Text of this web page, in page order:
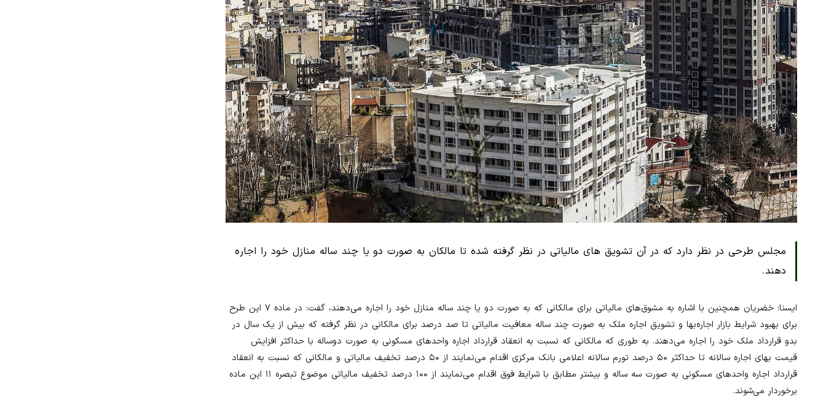
مجلس طرحی در نظر دارد که در آن تشویق های مالیاتی در نظر گرفته شده تا مالکان به صورت دو یا چند ساله منازل خود را اجاره
دهند.
ایسنا: خضریان همچنین با اشاره به مشوق‌های مالیاتی برای مالکانی که به صورت دو یا چند ساله منازل خود را اجاره می‌دهند، گفت: در ماده ۷ این طرح
برای بهبود شرایط بازار اجاره‌بها و تشویق اجاره ملک به صورت چند ساله معافیت مالیاتی تا صد درصد برای مالکانی در نظر گرفته که بیش از یک سال در
بدو قرارداد ملک خود را اجاره می‌دهند. به طوری که مالکانی که نسبت به انعقاد قرارداد اجاره واحدهای مسکونی به صورت دوساله با حداکثر افزایش
قیمت بهای اجاره سالانه تا حداکثر ۵۰ درصد تورم سالانه اعلامی بانک مرکزی اقدام می‌نمایند از ۵۰ درصد تخفیف مالیاتی و مالکانی که نسبت به انعقاد
قرارداد اجاره واحدهای مسکونی به صورت سه ساله و بیشتر مطابق با شرایط فوق اقدام می‌نمایند از ۱۰۰ درصد تخفیف مالیاتی موضوع تبصره ۱۱ این ماده
برخوردار می‌شوند.